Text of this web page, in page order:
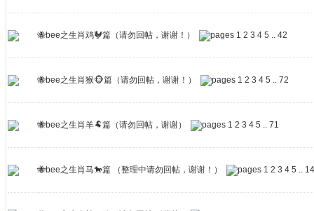
🐝bee之生肖鸡🐓篇（请勿回帖，谢谢！） 1 2 3 4 5 .. 42
🐝bee之生肖猴🐵篇（请勿回帖，谢谢！） 1 2 3 4 5 .. 72
🐝bee之生肖羊🐏篇（请勿回帖，谢谢） 1 2 3 4 5 .. 71
🐝bee之生肖马🐎篇 （整理中请勿回帖，谢谢！） 1 2 3 4 5 ..